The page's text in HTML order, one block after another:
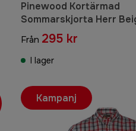
Pinewood Kortärmad
Sommarskjorta Herr
Från 295 kr
I lager
Kampanj